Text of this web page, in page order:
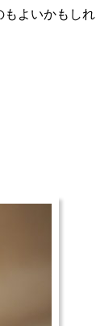
もよいかもしれ